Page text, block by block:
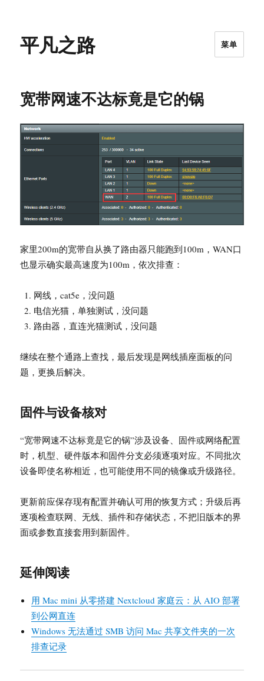
平凡之路 菜单
宽带网速不达标竟是它的锅
家里200m的宽带自从换了路由器只能跑到100m，WAN口
也显示确实最高速度为100m，依次排查：
网线，cat5e，没问题
电信光猫，单独测试，没问题
路由器，直连光猫测试，没问题
继续在整个通路上查找，最后发现是网线插座面板的问
题，更换后解决。
固件与设备核对
“宽带网速不达标竟是它的锅”涉及设备、固件或网络配置
时，机型、硬件版本和固件分支必须逐项对应。不同批次
设备即使名称相近，也可能使用不同的镜像或升级路径。
更新前应保存现有配置并确认可用的恢复方式；升级后再
逐项检查联网、无线、插件和存储状态，不把旧版本的界
面或参数直接套用到新固件。
延伸阅读
用 Mac mini 从零搭建 Nextcloud 家庭云：从 AIO 部署
到公网直连
Windows 无法通过 SMB 访问 Mac 共享文件夹的一次
排查记录